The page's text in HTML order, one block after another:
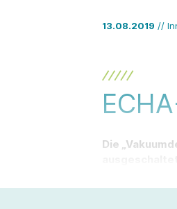
13.08.2019 //
Die